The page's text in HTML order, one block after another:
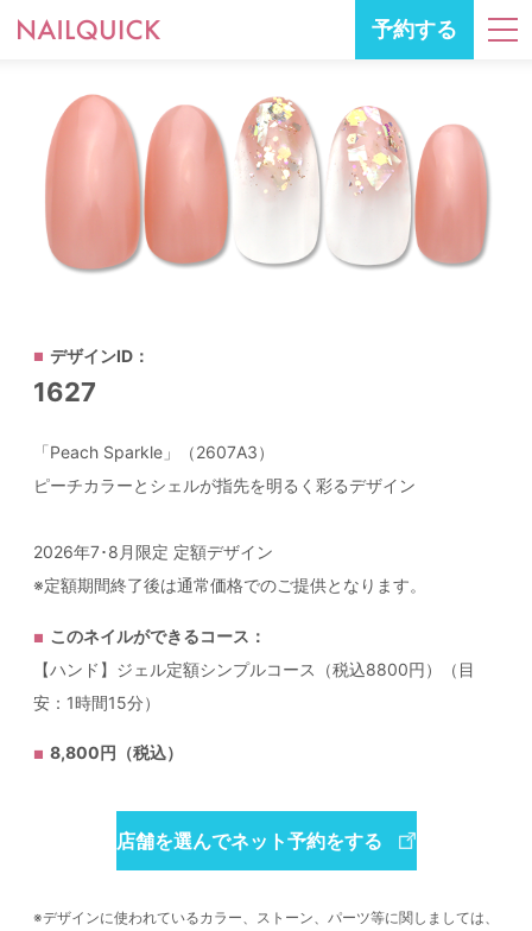
予約する
デザインID：
1627
「Peach Sparkle」（2607A3）
ピーチカラーとシェルが指先を明るく彩るデザイン
2026年7･8月限定 定額デザイン
※定額期間終了後は通常価格でのご提供となります。
このネイルができるコース：
【ハンド】ジェル定額シンプルコース（税込8800円）（目
安：1時間15分）
8,800円（税込）
店舗を選んでネット予約をする
デザインに使われているカラー、ストーン、パーツ等に関しましては、